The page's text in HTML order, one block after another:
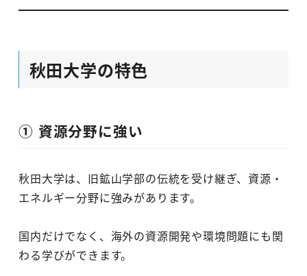
秋田大学の特色
① 資源分野に強い
秋田大学は、旧鉱山学部の伝統を受け継ぎ、資源・
エネルギー分野に強みがあります。
国内だけでなく、海外の資源開発や環境問題にも関
わる学びができます。